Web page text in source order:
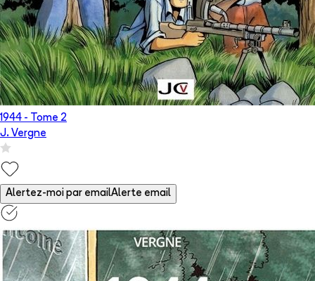
1944 - Tome 2
J. Vergne
Alertez-moi par emailAlerte email